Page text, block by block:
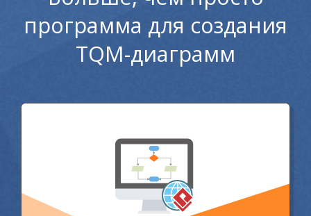
программа для создания
TQM-диаграмм